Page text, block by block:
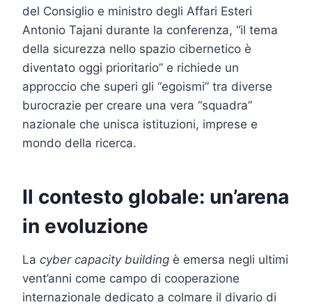
del Consiglio e ministro degli Affari Esteri
Antonio Tajani durante la conferenza, “il tema
della sicurezza nello spazio cibernetico è
diventato oggi prioritario” e richiede un
approccio che superi gli “egoismi” tra diverse
burocrazie per creare una vera “squadra”
nazionale che unisca istituzioni, imprese e
mondo della ricerca.
Il contesto globale: un’arena
in evoluzione
La cyber capacity building è emersa negli ultimi
vent’anni come campo di cooperazione
internazionale dedicato a colmare il divario di